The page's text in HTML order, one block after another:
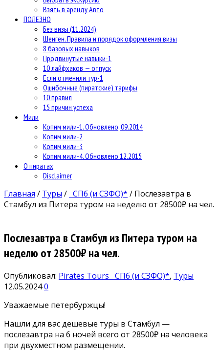
Взять в аренду Авто
ПОЛЕЗНО
Без визы (11.2024)
Шенген. Правила и порядок оформления визы
8 базовых навыков
Продвинутые навыки-1
10 лайфхаков — отпуск
Если отменили тур-1
Ошибочные (пиратские) тарифы
10 правил
15 причин успеха
Мили
Копим мили-1. Обновлено, 09.2014
Копим мили-2
Копим мили-3
Копим мили-4. Обновлено 12.2015
О пиратах
Disclaimer
Главная / Туры / СПб (и СЗФО)* / Послезавтра в
Стамбул из Питера туром на неделю от 28500₽ на чел.
Послезавтра в Стамбул из Питера туром на
неделю от 28500₽ на чел.
Опубликовал: Pirates Tours СПб (и СЗФО)*, Туры
12.05.20240
Уважаемые петербуржцы!
Нашли для вас дешевые туры в Стамбул —
послезавтра на 6 ночей всего от 28500₽ на человека
при двухместном размещении.